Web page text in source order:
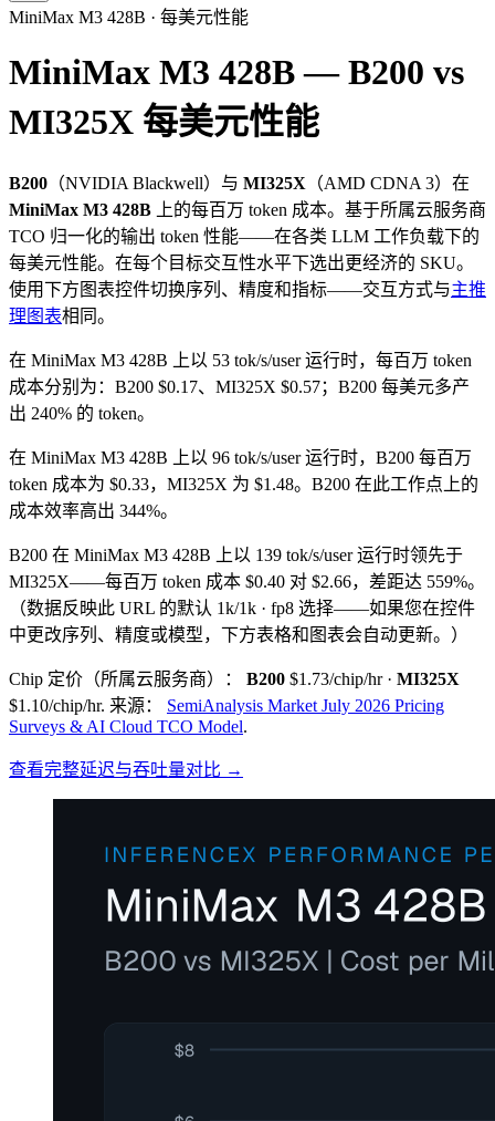
MiniMax M3 428B · 每美元性能
MiniMax M3 428B — B200 vs
MI325X 每美元性能
B200 （NVIDIA Blackwell）与 MI325X （AMD CDNA 3）在
MiniMax M3 428B 上的每百万 token 成本。基于所属云服务商
TCO 归一化的输出 token 性能——在各类 LLM 工作负载下的
每美元性能。在每个目标交互性水平下选出更经济的 SKU。
使用下方图表控件切换序列、精度和指标——交互方式与主推
理图表相同。
在 MiniMax M3 428B 上以 53 tok/s/user 运行时，每百万 token
成本分别为：B200 $0.17、MI325X $0.57；B200 每美元多产
出 240% 的 token。
在 MiniMax M3 428B 上以 96 tok/s/user 运行时，B200 每百万
token 成本为 $0.33，MI325X 为 $1.48。B200 在此工作点上的
成本效率高出 344%。
B200 在 MiniMax M3 428B 上以 139 tok/s/user 运行时领先于
MI325X——每百万 token 成本 $0.40 对 $2.66，差距达 559%。
（数据反映此 URL 的默认 1k/1k · fp8 选择——如果您在控件
中更改序列、精度或模型，下方表格和图表会自动更新。）
Chip 定价（所属云服务商）： B200 $1.73/chip/hr· MI325X
$1.10/chip/hr. 来源：
SemiAnalysis Market July 2026 Pricing
Surveys & AI Cloud TCO Model.
查看完整延迟与吞吐量对比 →